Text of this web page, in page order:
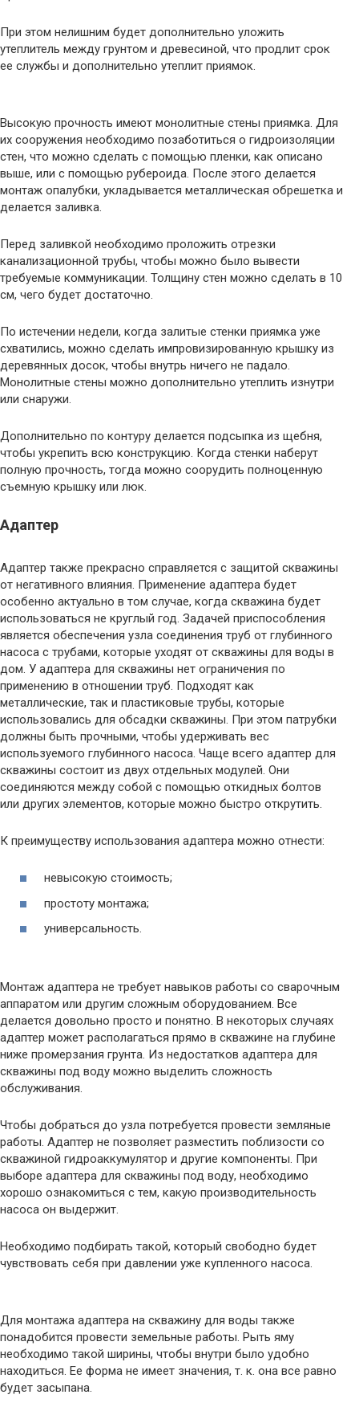
При этом нелишним будет дополнительно уложить
утеплитель между грунтом и древесиной, что продлит срок
ее службы и дополнительно утеплит приямок.
Высокую прочность имеют монолитные стены приямка. Для
их сооружения необходимо позаботиться о гидроизоляции
стен, что можно сделать с помощью пленки, как описано
выше, или с помощью рубероида. После этого делается
монтаж опалубки, укладывается металлическая обрешетка и
делается заливка.
Перед заливкой необходимо проложить отрезки
канализационной трубы, чтобы можно было вывести
требуемые коммуникации. Толщину стен можно сделать в 10
см, чего будет достаточно.
По истечении недели, когда залитые стенки приямка уже
схватились, можно сделать импровизированную крышку из
деревянных досок, чтобы внутрь ничего не падало.
Монолитные стены можно дополнительно утеплить изнутри
или снаружи.
Дополнительно по контуру делается подсыпка из щебня,
чтобы укрепить всю конструкцию. Когда стенки наберут
полную прочность, тогда можно соорудить полноценную
съемную крышку или люк.
Адаптер
Адаптер также прекрасно справляется с защитой скважины
от негативного влияния. Применение адаптера будет
особенно актуально в том случае, когда скважина будет
использоваться не круглый год. Задачей приспособления
является обеспечения узла соединения труб от глубинного
насоса с трубами, которые уходят от скважины для воды в
дом. У адаптера для скважины нет ограничения по
применению в отношении труб. Подходят как
металлические, так и пластиковые трубы, которые
использовались для обсадки скважины. При этом патрубки
должны быть прочными, чтобы удерживать вес
используемого глубинного насоса. Чаще всего адаптер для
скважины состоит из двух отдельных модулей. Они
соединяются между собой с помощью откидных болтов
или других элементов, которые можно быстро открутить.
К преимуществу использования адаптера можно отнести:
невысокую стоимость;
простоту монтажа;
универсальность.
Монтаж адаптера не требует навыков работы со сварочным
аппаратом или другим сложным оборудованием. Все
делается довольно просто и понятно. В некоторых случаях
адаптер может располагаться прямо в скважине на глубине
ниже промерзания грунта. Из недостатков адаптера для
скважины под воду можно выделить сложность
обслуживания.
Чтобы добраться до узла потребуется провести земляные
работы. Адаптер не позволяет разместить поблизости со
скважиной гидроаккумулятор и другие компоненты. При
выборе адаптера для скважины под воду, необходимо
хорошо ознакомиться с тем, какую производительность
насоса он выдержит.
Необходимо подбирать такой, который свободно будет
чувствовать себя при давлении уже купленного насоса.
Для монтажа адаптера на скважину для воды также
понадобится провести земельные работы. Рыть яму
необходимо такой ширины, чтобы внутри было удобно
находиться. Ее форма не имеет значения, т. к. она все равно
будет засыпана.